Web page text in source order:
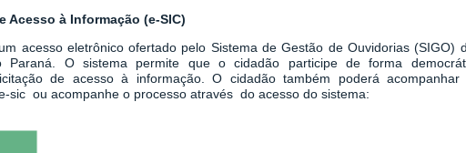
Acesso à Informação (e-SIC)
acesso eletrônico ofertado pelo Sistema de Gestão de Ouvidorias (SIGO)
O sistema permite que o cidadão participe de forma
de acesso à informação.O cidadão também poderá
sic ou acompanhe o processo através do acesso do sistema: